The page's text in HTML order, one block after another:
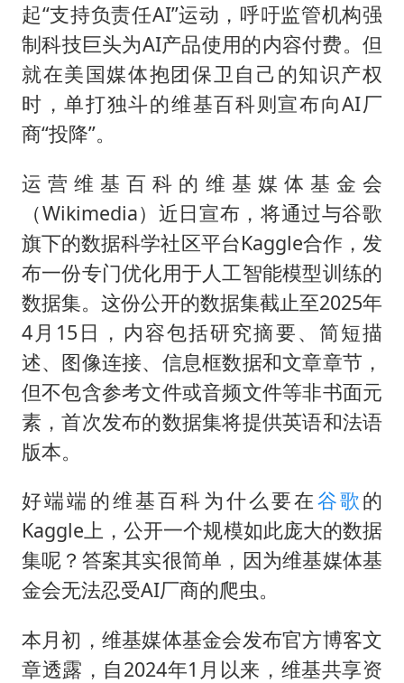
美股存储板块集体大跌
名创优品回应女子吐槽内裤质量差
日本试射“战斧”导弹，国防部回应
夯实基础开新局
起“支持负责任AI”运动，呼吁监管机构强
制科技巨头为AI产品使用的内容付费。但
就在美国媒体抱团保卫自己的知识产权
时，单打独斗的维基百科则宣布向AI厂
商“投降”。
运营维基百科的维基媒体基金会
（Wikimedia）近日宣布，将通过与谷歌
旗下的数据科学社区平台Kaggle合作，发
布一份专门优化用于人工智能模型训练的
数据集。这份公开的数据集截止至2025年
4月15日，内容包括研究摘要、简短描
述、图像连接、信息框数据和文章章节，
但不包含参考文件或音频文件等非书面元
素，首次发布的数据集将提供英语和法语
版本。
好端端的维基百科为什么要在谷歌的
Kaggle上，公开一个规模如此庞大的数据
集呢？答案其实很简单，因为维基媒体基
金会无法忍受AI厂商的爬虫。
本月初，维基媒体基金会发布官方博客文
章透露，自2024年1月以来，维基共享资